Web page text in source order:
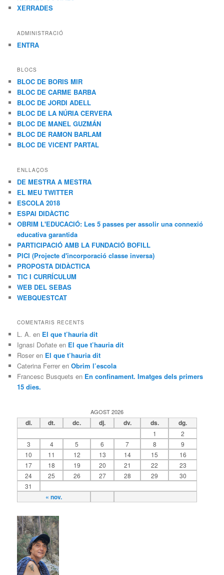
XERRADES
ADMINISTRACIÓ
ENTRA
BLOCS
BLOC DE BORIS MIR
BLOC DE CARME BARBA
BLOC DE JORDI ADELL
BLOC DE LA NÚRIA CERVERA
BLOC DE MANEL GUZMÁN
BLOC DE RAMON BARLAM
BLOC DE VICENT PARTAL
ENLLAÇOS
DE MESTRA A MESTRA
EL MEU TWITTER
ESCOLA 2018
ESPAI DIDÀCTIC
OBRIM L'EDUCACIÓ: Les 5 passes per assolir una connexió
educativa garantida
PARTICIPACIÓ AMB LA FUNDACIÓ BOFILL
PICI (Projecte d'incorporació classe inversa)
PROPOSTA DIDÀCTICA
TIC I CURRÍCULUM
WEB DEL SEBAS
WEBQUESTCAT
COMENTARIS RECENTS
L. A. en El que t’hauria dit
Ignasi Doñate en El que t’hauria dit
Roser en El que t’hauria dit
Caterina Ferrer enObrim l’escola
Francesc Busquets en En confinament. Imatges dels primers
15 dies.
AGOST 2026
dl. dt. dc. dj. dv. ds. dg.
« nov.
1
2
3
4 5 6 7 8
9
10
11 12 13 14 15
16
17
18 19 20 21 22
23
24
25 26 27 28 29
30
31